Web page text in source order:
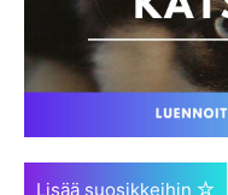
Lisää suosikkeihin